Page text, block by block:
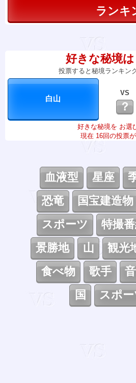
ランキ
好きな秘境
投票すると秘境ランキン
VS
？
好きな秘境を お選
現在 16回の投票
血液型
星座
恐竜
国宝建造物
スポーツ
特撮番
景勝地
山 観光
食べ物
歌手
国
スポ